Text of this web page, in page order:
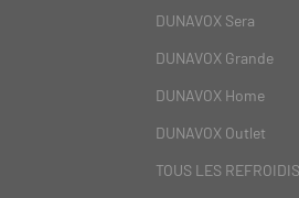
DUNAVOX Sera
DUNAVOX Grande
DUNAVOX Home
DUNAVOX Outlet
TOUS LES